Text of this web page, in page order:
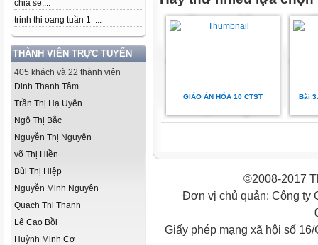
chia sẻ....
trinh thi oang tuần 1 ...
THÀNH VIÊN TRỰC TUYẾN
405 khách và 22 thành viên
Đinh Thanh Tâm
Trần Thị Hạ Uyên
Ngô Thị Bắc
Nguyễn Thị Nguyên
võ Thị Hiền
Bùi Thị Hiệp
Nguyễn Minh Nguyên
Quach Thi Thanh
Lê Cao Bồi
Huỳnh Minh Cơ
GIÁO ÁN HÓA 10 CTST Bài
©2008-2017
Đơn vị chủ quản: Công ty
Giấy phép mạng xã hội số